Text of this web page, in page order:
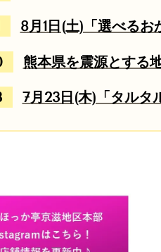
8月1日(土)「選べるお
熊本県を震源とする
7月23日(木)「タルタ